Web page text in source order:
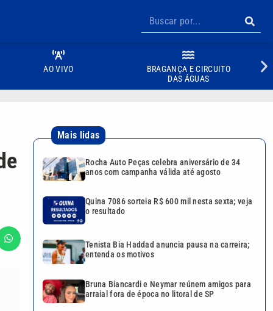
AO VIVO
BRAGANÇA E CIRCUITO
DAS ÁGUAS
Mais lidas
Rocha Auto Peças celebra aniversário de 34
anos com campanha válida até agosto
Quina 7086 sorteia R$ 600 mil nesta sexta; veja
o resultado
Tenista Bia Haddad anuncia pausa na carreira;
entenda os motivos
Bruna Biancardi e Neymar reúnem amigos para
arraial fora de época no litoral de SP